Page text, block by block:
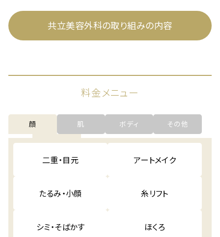
共立美容外科の取り組みの内容
料金メニュー
顔 肌 ボディ その他
二重・目元 アートメイク
たるみ・小顔 糸リフト
シミ・そばかす ほくろ